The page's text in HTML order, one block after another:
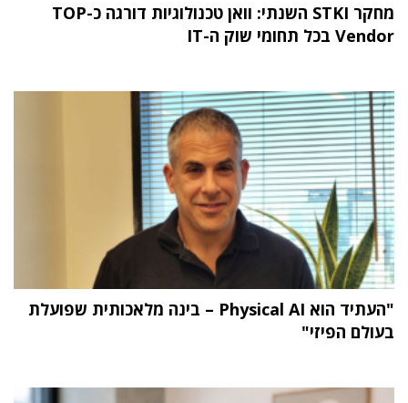
מחקר STKI השנתי: וואן טכנולוגיות דורגה כ-TOP
Vendor בכל תחומי שוק ה-IT
"העתיד הוא Physical AI – בינה מלאכותית שפועלת
בעולם הפיזי"